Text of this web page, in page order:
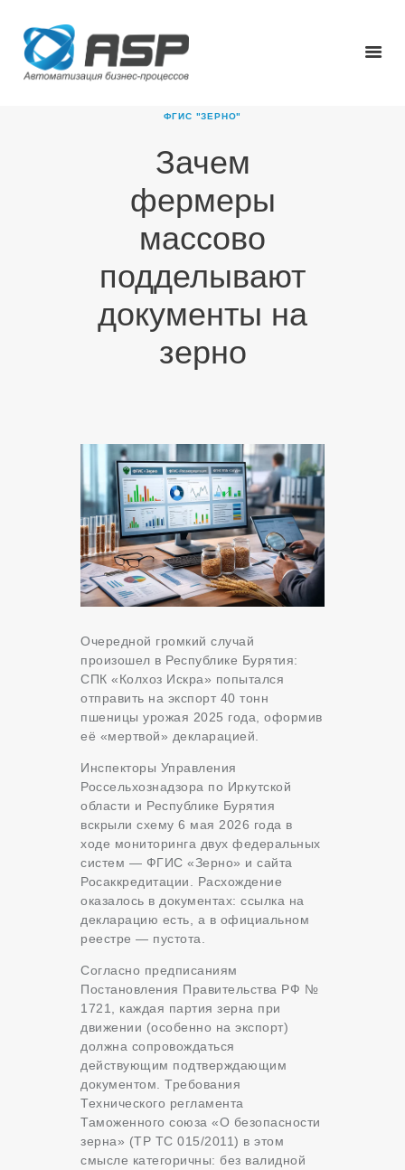
ФГИС "ЗЕРНО"
Зачем
фермеры
массово
подделывают
документы на
зерно
О КОМПАНИИ
НОВОСТИ
КАРЬЕРА
ПАРТНЕРЫ
КОНТАКТЫ
Очередной громкий случай
произошел в Республике Бурятия:
СПК «Колхоз Искра» попытался
отправить на экспорт 40 тонн
пшеницы урожая 2025 года, оформив
её «мертвой» декларацией.
Инспекторы Управления
Россельхознадзора по Иркутской
области и Республике Бурятия
вскрыли схему 6 мая 2026 года в
ходе мониторинга двух федеральных
систем — ФГИС «Зерно» и сайта
Росаккредитации. Расхождение
оказалось в документах: ссылка на
декларацию есть, а в официальном
реестре — пустота.
Согласно предписаниям
Постановления Правительства РФ №
1721, каждая партия зерна при
движении (особенно на экспорт)
должна сопровождаться
действующим подтверждающим
документом. Требования
Технического регламента
Таможенного союза «О безопасности
зерна» (ТР ТС 015/2011) в этом
смысле категоричны: без валидной